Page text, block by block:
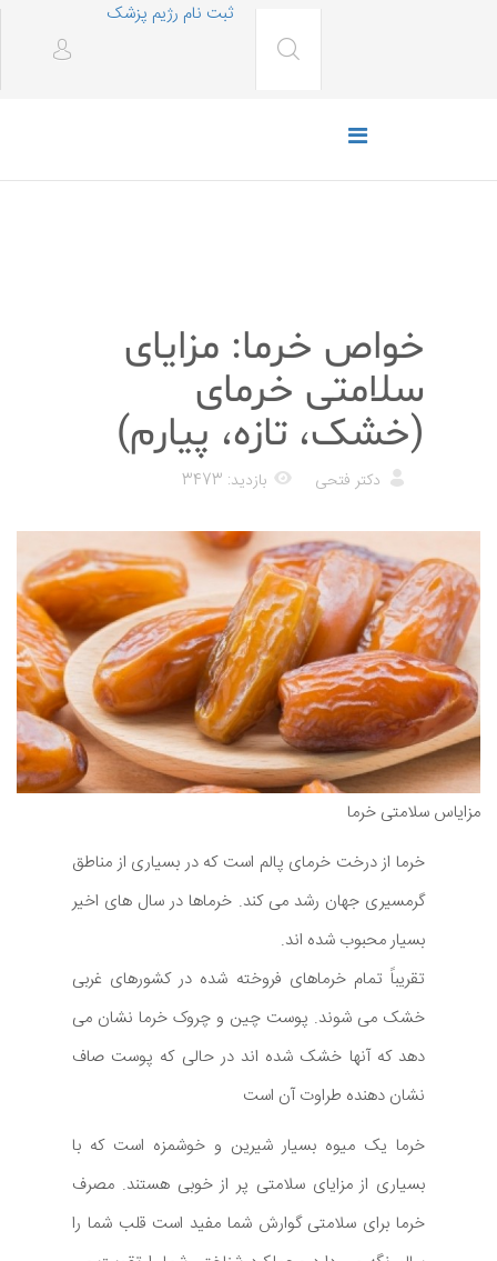
ثبت نام رژیم پزشک
خواص خرما: مزایای
سلامتی خرمای
(خشک، تازه، پیارم)
دکتر فتحی بازدید: 3473
مزایاس سلامتی خرما
خرما از درخت خرمای پالم است که در بسیاری از مناطق
گرمسیری جهان رشد می کند. خرماها در سال های اخیر
بسیار محبوب شده اند.
تقریباً تمام خرماهای فروخته شده در کشورهای غربی
خشک می شوند. پوست چین و چروک خرما نشان می
دهد که آنها خشک شده اند در حالی که پوست صاف
نشان دهنده طراوت آن است
خرما یک میوه بسیار شیرین و خوشمزه است که با
بسیاری از مزایای سلامتی پر از خوبی هستند. مصرف
خرما برای سلامتی گوارش شما مفید است قلب شما را